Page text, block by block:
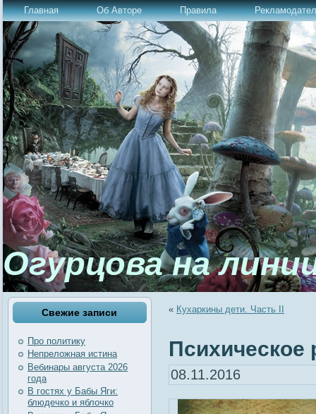
Главная Об Авторе Правила
Огурцова на
Свежие записи
Про политику
Непреложная истина
Вебинары августа 2026
года
В гостях у Бабы Яги:
блюдечко и яблочко
« Кухаркины дети. Часть II
Психическое
08.11.2016